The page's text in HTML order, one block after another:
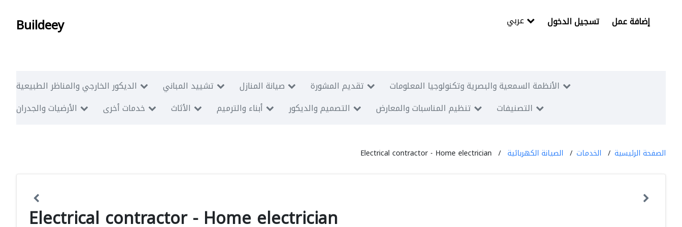
Buildeey تسجيل الدخول إضافة عمل
الديكور الخارجي والمناظر الطبيعية تشييد المباني صيانة المنازل تقديم المشورة
الأنظمة السمعية والبصرية وتكنولوجيا المعلومات
الأرضيات والجدران
خدمات أخرى الأثاث أبناء والترميم التصميم والديكور تنظيم المناسبات والمعارض التصنيفات
الصفحة الرئيسية الخدمات الصيانة الكهربائية Electrical contractor - Home electrician
Electrical contractor - Home electrician